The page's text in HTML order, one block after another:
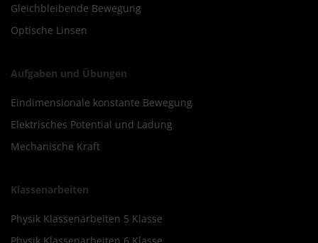
Gleichbleibende Bewegung
Optische Linsen
Aufgaben und Übungen
Eindimensionale konstante Bewegung
Elektrisches Potential und Ladung
Mechanische Kraft
Klassenarbeiten
Physik Klassenarbeiten 5 Klasse